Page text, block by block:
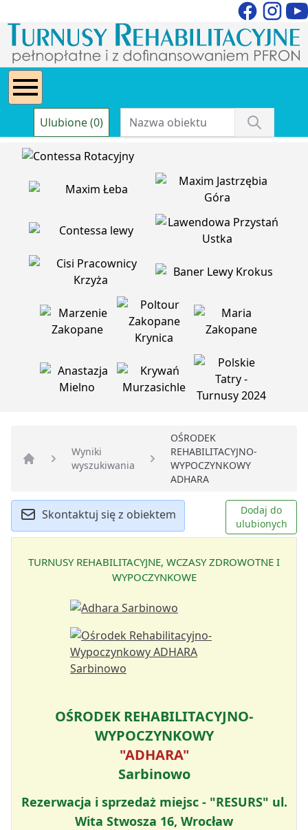
Ulubione (0)
Strona główna
Wyniki
wyszukiwania
OŚRODEK
REHABILITACYJNO-
WYPOCZYNKOWY
ADHARA
Skontaktuj się z obiektem
Dodaj do
ulubionych
TURNUSY REHABILITACYJNE, WCZASY ZDROWOTNE I
WYPOCZYNKOWE
OŚRODEK REHABILITACYJNO-
WYPOCZYNKOWY
"ADHARA"
Sarbinowo
Rezerwacja i sprzedaż miejsc - "RESURS" ul.
Wita Stwosza 16, Wrocław